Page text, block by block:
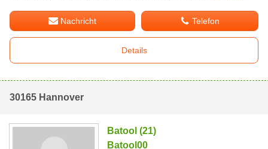
Nachricht Telefon
Details
30165 Hannover
Batool (21)
Batool00